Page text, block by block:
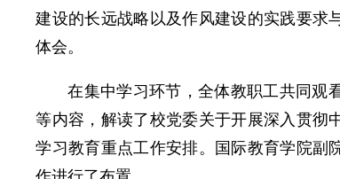
建设的长远战略以及作风建设的实践要求
体会。
在集中学习环节，全体教职工共同观
等内容，解读了校党委关于开展深入贯彻
学习教育重点工作安排。国际教育学院副